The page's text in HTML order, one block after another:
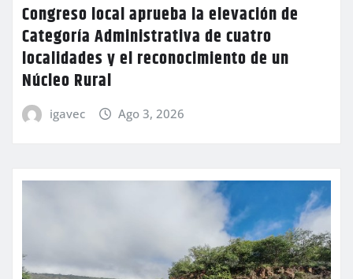
Congreso local aprueba la elevación de
Categoría Administrativa de cuatro
localidades y el reconocimiento de un
Núcleo Rural
igavec Ago 3, 2026